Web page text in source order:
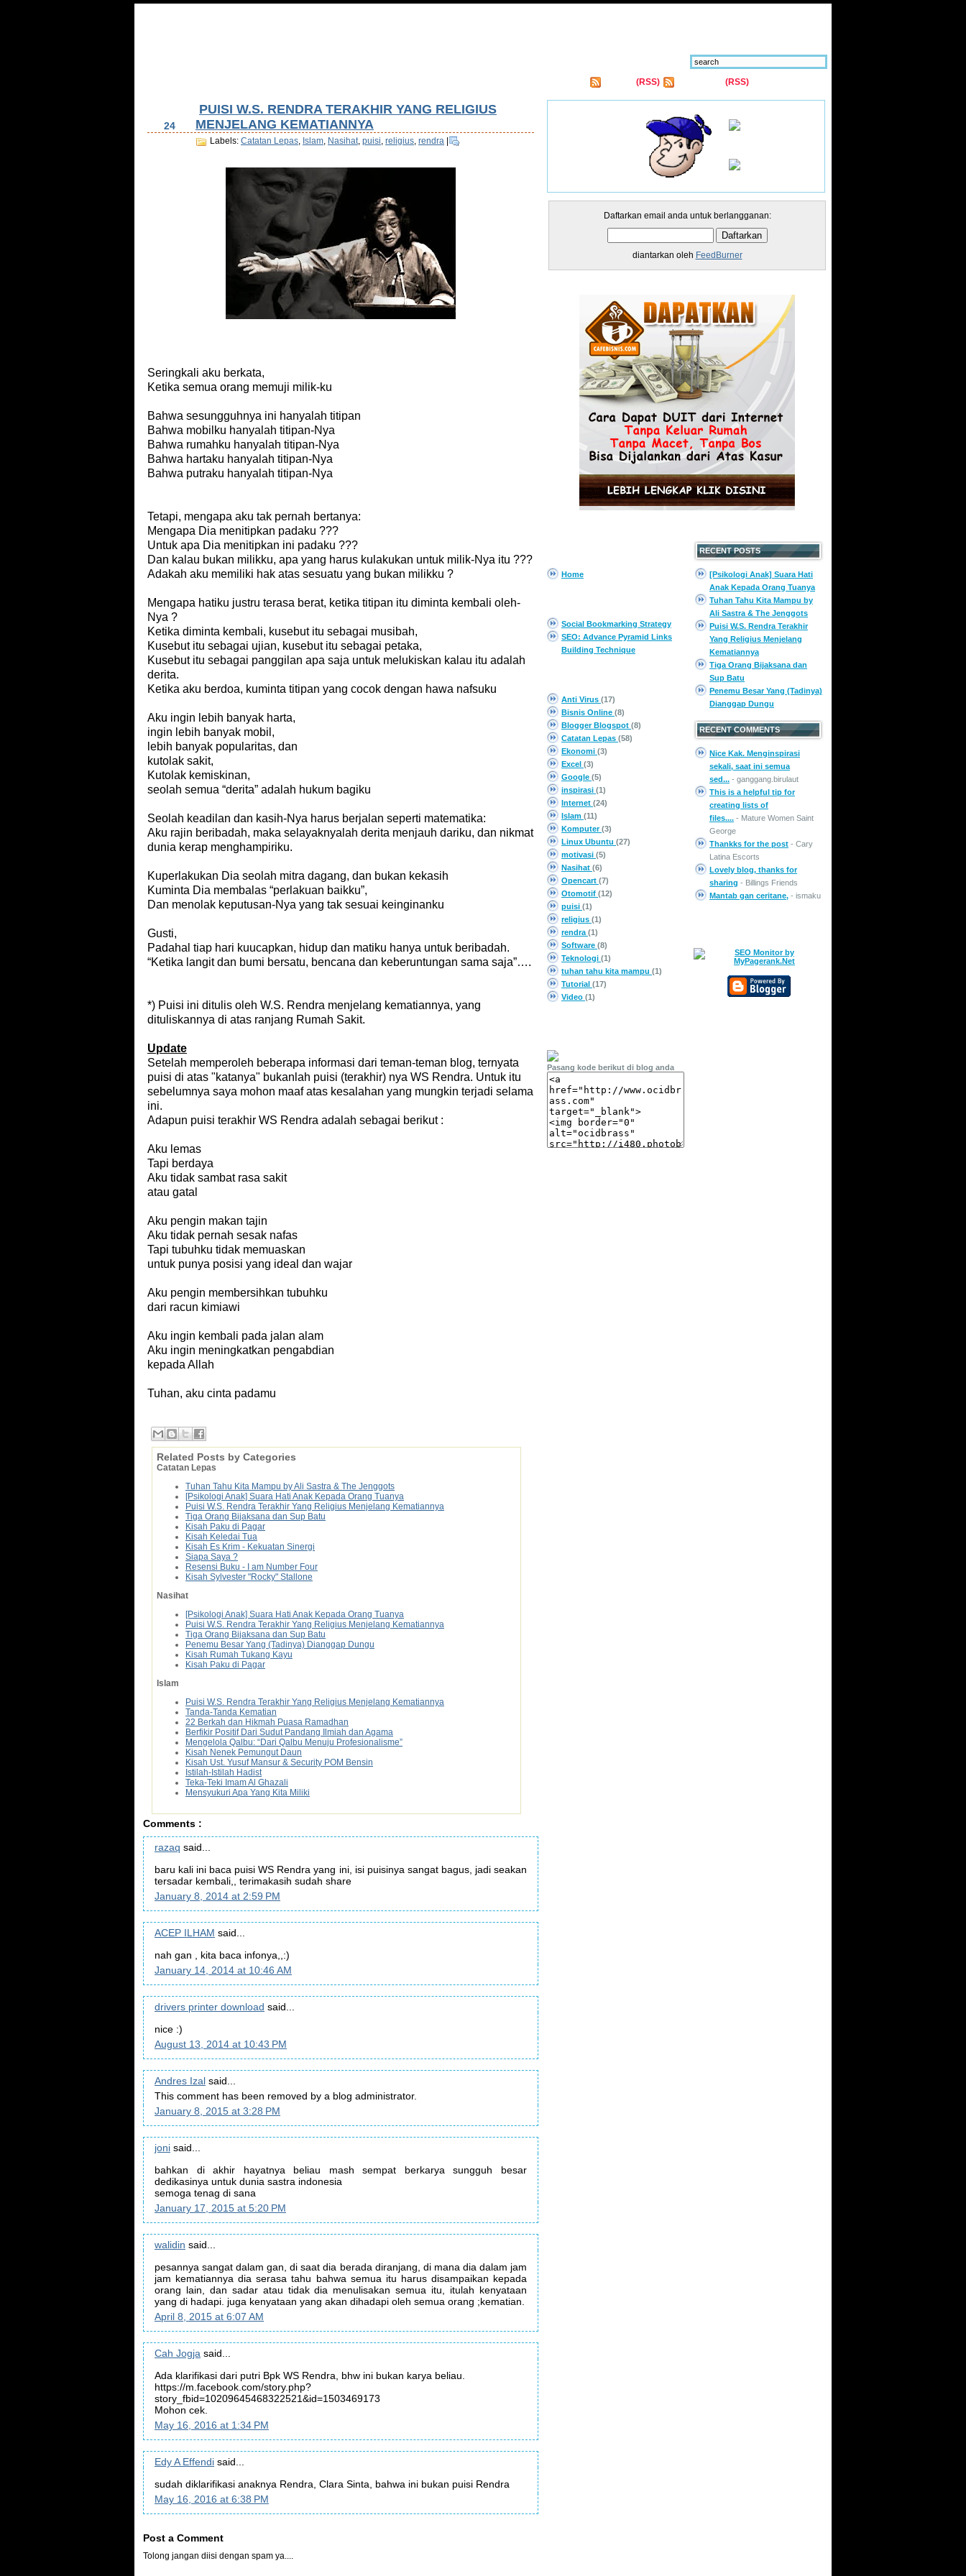
(RSS) (RSS)
24
PUISI W.S. RENDRA TERAKHIR YANG RELIGIUS
MENJELANG KEMATIANNYA
Labels: Catatan Lepas, Islam, Nasihat, puisi, religius, rendra
Seringkali aku berkata,
Ketika semua orang memuji milik-ku
Bahwa sesungguhnya ini hanyalah titipan
Bahwa mobilku hanyalah titipan-Nya
Bahwa rumahku hanyalah titipan-Nya
Bahwa hartaku hanyalah titipan-Nya
Bahwa putraku hanyalah titipan-Nya
Tetapi, mengapa aku tak pernah bertanya:
Mengapa Dia menitipkan padaku ???
Untuk apa Dia menitipkan ini padaku ???
Dan kalau bukan milikku, apa yang harus kulakukan untuk milik-Nya itu ???
Adakah aku memiliki hak atas sesuatu yang bukan milikku ?
Mengapa hatiku justru terasa berat, ketika titipan itu diminta kembali oleh-
Nya ?
Ketika diminta kembali, kusebut itu sebagai musibah,
Kusebut itu sebagai ujian, kusebut itu sebagai petaka,
Kusebut itu sebagai panggilan apa saja untuk melukiskan kalau itu adalah
derita.
Ketika aku berdoa, kuminta titipan yang cocok dengan hawa nafsuku
Aku ingin lebih banyak harta,
ingin lebih banyak mobil,
lebih banyak popularitas, dan
kutolak sakit,
Kutolak kemiskinan,
seolah semua “derita” adalah hukum bagiku
Seolah keadilan dan kasih-Nya harus berjalan seperti matematika:
Aku rajin beribadah, maka selayaknyalah derita menjauh dariku, dan nikmat
dunia kerap menghampiriku.
Kuperlakukan Dia seolah mitra dagang, dan bukan kekasih
Kuminta Dia membalas “perlakuan baikku”,
Dan menolak keputusan-Nya yang tak sesuai keinginanku
Gusti,
Padahal tiap hari kuucapkan, hidup dan matiku hanya untuk beribadah.
“Ketika langit dan bumi bersatu, bencana dan keberuntungan sama saja”….
*) Puisi ini ditulis oleh W.S. Rendra menjelang kematiannya, yang
dituliskannya di atas ranjang Rumah Sakit.
Update
Setelah memperoleh beberapa informasi dari teman-teman blog, ternyata
puisi di atas "katanya" bukanlah puisi (terakhir) nya WS Rendra. Untuk itu
sebelumnya saya mohon maaf atas kesalahan yang mungkin terjadi selama
ini.
Adapun puisi terakhir WS Rendra adalah sebagai berikut :
Aku lemas
Tapi berdaya
Aku tidak sambat rasa sakit
atau gatal
Aku pengin makan tajin
Aku tidak pernah sesak nafas
Tapi tubuhku tidak memuaskan
untuk punya posisi yang ideal dan wajar
Aku pengin membersihkan tubuhku
dari racun kimiawi
Aku ingin kembali pada jalan alam
Aku ingin meningkatkan pengabdian
kepada Allah
Tuhan, aku cinta padamu
Related Posts by Categories
Catatan Lepas
Tuhan Tahu Kita Mampu by Ali Sastra & The Jenggots
[Psikologi Anak] Suara Hati Anak Kepada Orang Tuanya
Puisi W.S. Rendra Terakhir Yang Religius Menjelang Kematiannya
Tiga Orang Bijaksana dan Sup Batu
Kisah Paku di Pagar
Kisah Keledai Tua
Kisah Es Krim - Kekuatan Sinergi
Siapa Saya ?
Resensi Buku - I am Number Four
Kisah Sylvester "Rocky" Stallone
Nasihat
[Psikologi Anak] Suara Hati Anak Kepada Orang Tuanya
Puisi W.S. Rendra Terakhir Yang Religius Menjelang Kematiannya
Tiga Orang Bijaksana dan Sup Batu
Penemu Besar Yang (Tadinya) Dianggap Dungu
Kisah Rumah Tukang Kayu
Kisah Paku di Pagar
Islam
Puisi W.S. Rendra Terakhir Yang Religius Menjelang Kematiannya
Tanda-Tanda Kematian
22 Berkah dan Hikmah Puasa Ramadhan
Berfikir Positif Dari Sudut Pandang Ilmiah dan Agama
Mengelola Qalbu: “Dari Qalbu Menuju Profesionalisme”
Kisah Nenek Pemungut Daun
Kisah Ust. Yusuf Mansur & Security POM Bensin
Istilah-Istilah Hadist
Teka-Teki Imam Al Ghazali
Mensyukuri Apa Yang Kita Miliki
Comments :
razaq said...
baru kali ini baca puisi WS Rendra yang ini, isi puisinya sangat bagus, jadi seakan
tersadar kembali,, terimakasih sudah share
January 8, 2014 at 2:59 PM
ACEP ILHAM said...
nah gan , kita baca infonya,,:)
January 14, 2014 at 10:46 AM
drivers printer download said...
nice :)
August 13, 2014 at 10:43 PM
Andres Izal said...
This comment has been removed by a blog administrator.
January 8, 2015 at 3:28 PM
joni said...
bahkan di akhir hayatnya beliau mash sempat berkarya sungguh besar
dedikasinya untuk dunia sastra indonesia
semoga tenag di sana
January 17, 2015 at 5:20 PM
walidin said...
pesannya sangat dalam gan, di saat dia berada diranjang, di mana dia dalam jam
jam kematiannya dia serasa tahu bahwa semua itu harus disampaikan kepada
orang lain, dan sadar atau tidak dia menulisakan semua itu, itulah kenyataan
yang di hadapi. juga kenyataan yang akan dihadapi oleh semua orang ;kematian.
April 8, 2015 at 6:07 AM
Cah Jogja said...
Ada klarifikasi dari putri Bpk WS Rendra, bhw ini bukan karya beliau.
https://m.facebook.com/story.php?
story_fbid=10209645468322521&id=1503469173
Mohon cek.
May 16, 2016 at 1:34 PM
Edy A Effendi said...
sudah diklarifikasi anaknya Rendra, Clara Sinta, bahwa ini bukan puisi Rendra
May 16, 2016 at 6:38 PM
Post a Comment
Tolong jangan diisi dengan spam ya....
Daftarkan email anda untuk berlangganan:
diantarkan oleh FeedBurner
Home
Social Bookmarking Strategy
SEO: Advance Pyramid Links
Building Technique
Anti Virus (17)
Bisnis Online (8)
Blogger Blogspot (8)
Catatan Lepas (58)
Ekonomi (3)
Excel (3)
Google (5)
inspirasi (1)
Internet (24)
Islam (11)
Komputer(3)
Linux Ubuntu (27)
motivasi (5)
Nasihat (6)
Opencart (7)
Otomotif (12)
puisi (1)
religius (1)
rendra (1)
Software (8)
Teknologi (1)
tuhan tahu kita mampu (1)
Tutorial (17)
Video (1)
Pasang kode berikut di blog anda
RECENT POSTS
[Psikologi Anak] Suara Hati
Anak Kepada Orang Tuanya
Tuhan Tahu Kita Mampu by
Ali Sastra & The Jenggots
Puisi W.S. Rendra Terakhir
Yang Religius Menjelang
Kematiannya
Tiga Orang Bijaksana dan
Sup Batu
Penemu Besar Yang (Tadinya)
Dianggap Dungu
RECENT COMMENTS
Nice Kak. Menginspirasi
sekali, saat ini semua
sed... - ganggang.birulaut
This is a helpful tip for
creating lists of
files.... - Mature Women Saint
George
Thankks for the post - Cary
Latina Escorts
Lovely blog, thanks for
sharing - Billings Friends
Mantab gan ceritane, - ismaku